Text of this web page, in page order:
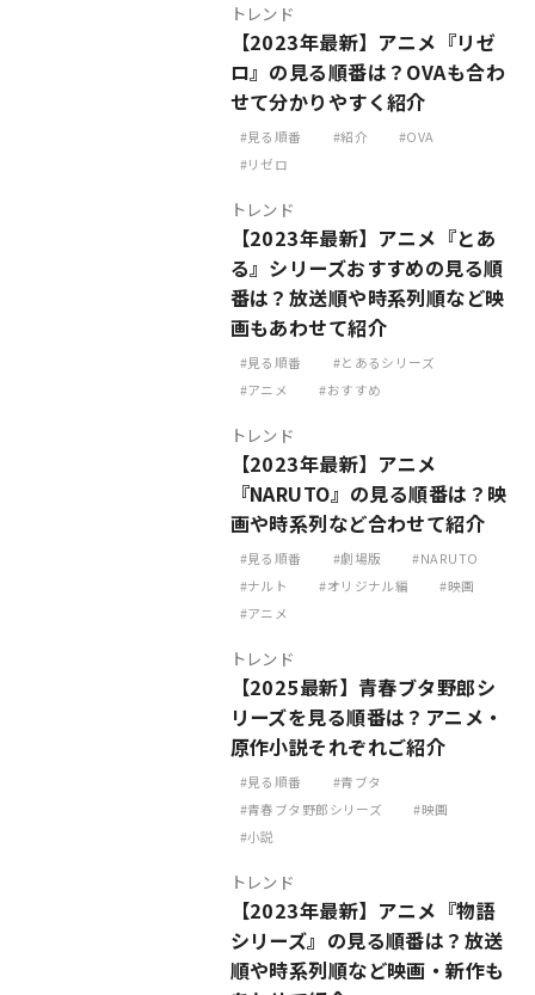
トレンド
【2023年最新】アニメ『リゼ
ロ』の見る順番は？OVAも合わ
せて分かりやすく紹介
見る順番 紹介
OVA
リゼロ
トレンド
【2023年最新】アニメ『とあ
る』シリーズおすすめの見る順
番は？放送順や時系列順など映
画もあわせて紹介
見る順番
とあるシリーズ
アニメ
おすすめ
トレンド
【2023年最新】アニメ
『NARUTO』の見る順番は？映
画や時系列など合わせて紹介
見る順番 劇場版
NARUTO
ナルト
オリジナル編
映画
アニメ
トレンド
【2025最新】青春ブタ野郎シ
リーズを見る順番は？アニメ・
原作小説それぞれご紹介
見る順番
青ブタ
青春ブタ野郎シリーズ
映画
小説
トレンド
【2023年最新】アニメ『物語
シリーズ』の見る順番は？放送
順や時系列順など映画・新作も